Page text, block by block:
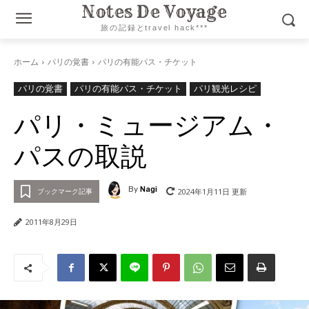
Notes De Voyage
旅の記録とtravel hack***
ホーム パリの覚書 パリの有能パス・チケット
パリの覚書 パリの有能パス・チケット パリ観光レシピ
パリ・ミュージアム・
パスの取説
ブックマーク記事 By Nagi 2024年1月11日 更新
2011年8月29日